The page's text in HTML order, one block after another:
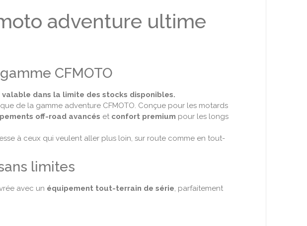
adventure ultime
CFMOTO
valable dans la limite des stocks disponibles.
de la gamme adventure CFMOTO. Conçue pour les motards
off-road avancés et confort premium pour les longs
à ceux qui veulent aller plus loin, sur route comme en tout-
limites
avec un équipement tout-terrain de série, parfaitement